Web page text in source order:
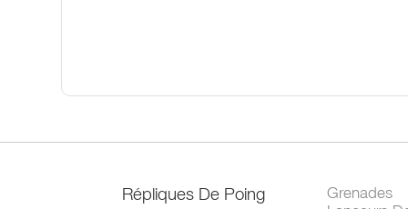
Répliques De Poing
Grenades